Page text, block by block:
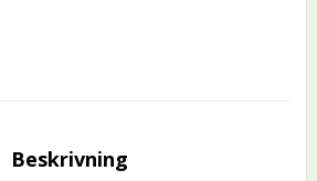
Beskrivning